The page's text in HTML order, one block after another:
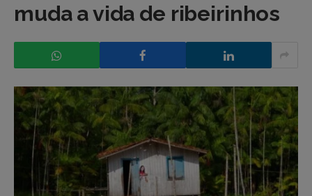
muda a vida de ribeirinhos